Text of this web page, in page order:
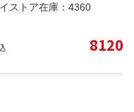
ストア在庫： 4360
8120